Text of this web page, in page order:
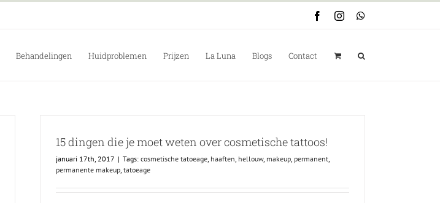
FacebookInstagramWhatsApp
Behandelingen Huidproblemen Prijzen La Luna Blogs Contact
15 dingen die je moet weten over cosmetische tattoos!
januari 17th, 2017 | Tags: cosmetische tatoeage, haaften, hellouw, makeup, permanent,
permanente makeup, tatoeage